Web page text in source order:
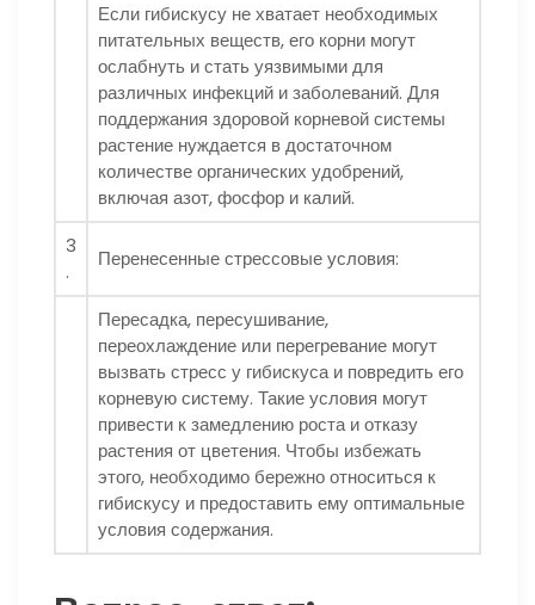
Если гибискусу не хватает необходимых
питательных веществ, его корни могут
ослабнуть и стать уязвимыми для
различных инфекций и заболеваний. Для
поддержания здоровой корневой системы
растение нуждается в достаточном
количестве органических удобрений,
включая азот, фосфор и калий.
3
.
Перенесенные стрессовые условия:
Пересадка, пересушивание,
переохлаждение или перегревание могут
вызвать стресс у гибискуса и повредить его
корневую систему. Такие условия могут
привести к замедлению роста и отказу
растения от цветения. Чтобы избежать
этого, необходимо бережно относиться к
гибискусу и предоставить ему оптимальные
условия содержания.